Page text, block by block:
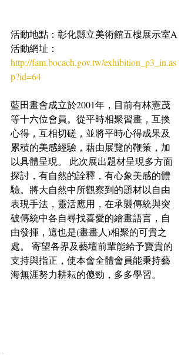
活動地點：彰化縣立美術館五樓展示室A
活動網址：
http://fam.bocach.gov.tw/exhibition_p3_in.as
p?id=64
藍田畫會成立於2001年，目前有林憲茂
等十六位會員。從平時相聚習畫，互換
心得，互相切磋，並將平時心得成果及
累積的美感經驗，藉由展覽的鞭策，加
以具體呈現。 此次展出題材呈現多方面
探討，有自然的詮釋，有心象美感的體
驗。將大自然中所觀察到的題材以自由
表現手法，靈活應用，在承襲傳統與突
破傳統中各自尋找喜愛的繪畫語言，自
由發揮，這也是(畫畫人)相聚的可貴之
處。 寄望各界及藝壇前輩能給予寶貴的
支持與指正，使本會全體會員能秉持藝
海無涯努力耕耘的傻勁，多多學習。